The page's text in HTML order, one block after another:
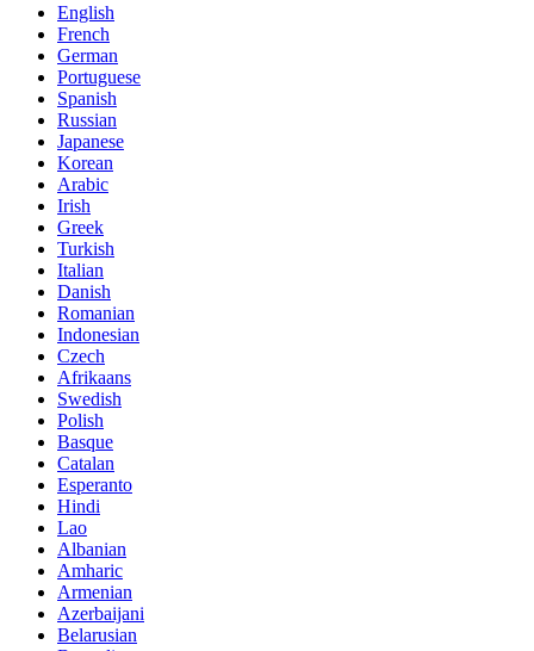
English
French
German
Portuguese
Spanish
Russian
Japanese
Korean
Arabic
Irish
Greek
Turkish
Italian
Danish
Romanian
Indonesian
Czech
Afrikaans
Swedish
Polish
Basque
Catalan
Esperanto
Hindi
Lao
Albanian
Amharic
Armenian
Azerbaijani
Belarusian